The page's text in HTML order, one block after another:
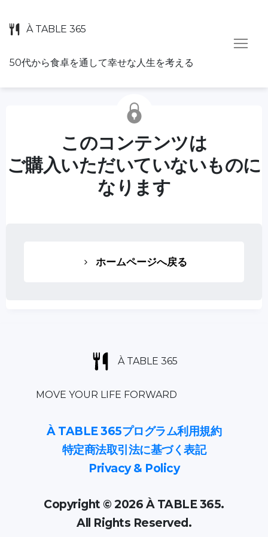
À TABLE 365
50代から食卓を通して幸せな人生を考える
このコンテンツは
ご購入いただいていないものに
なります
ホームページへ戻る
À TABLE 365
MOVE YOUR LIFE FORWARD
À TABLE 365プログラム利用規約
特定商法取引法に基づく表記
Privacy & Policy
Copyright © 2026 À TABLE 365.
All Rights Reserved.